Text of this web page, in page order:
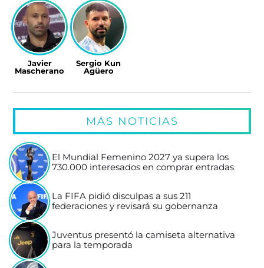
Javier
Mascherano
Sergio Kun
Agüero
MÁS NOTICIAS
El Mundial Femenino 2027 ya supera los
730.000 interesados en comprar entradas
La FIFA pidió disculpas a sus 211
federaciones y revisará su gobernanza
Juventus presentó la camiseta alternativa
para la temporada